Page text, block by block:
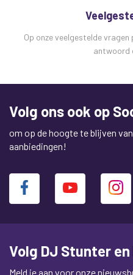
Op onze veelgestelde
antwoord
Volg ons ook op
om op de hoogte te blijven
aanbiedingen!
Volg DJ Stunter
Meld je aan voor onze